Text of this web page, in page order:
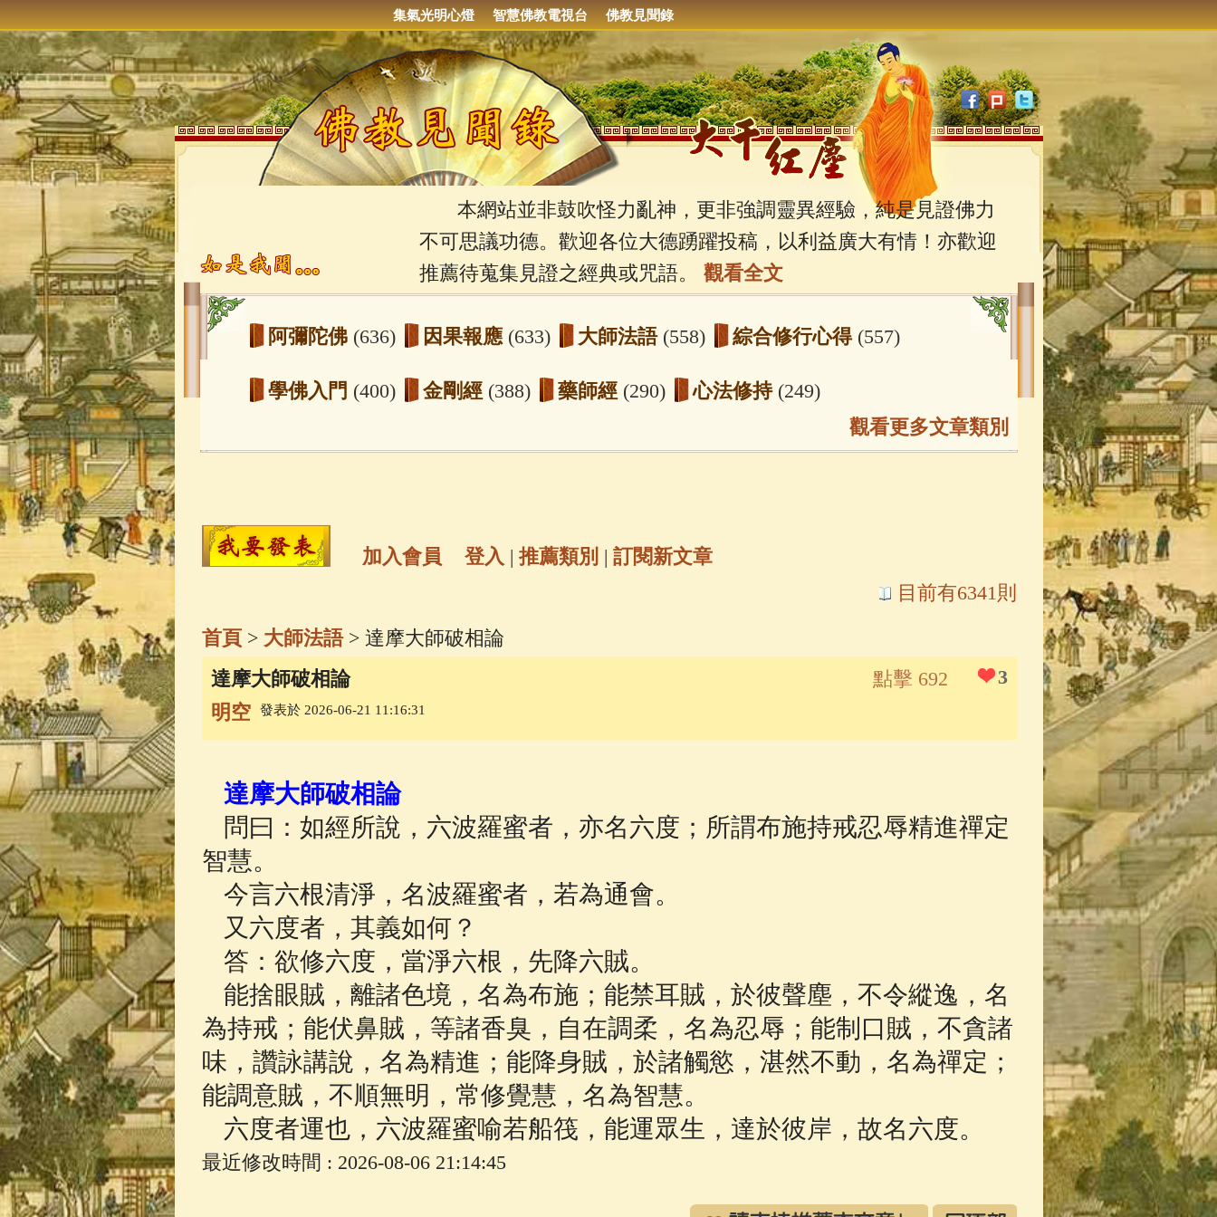
集氣光明心燈 智慧佛教電視台 佛教見聞錄
本網站並非鼓吹怪力亂神，更非強調靈異經驗，純是見證佛力
不可思議功德。歡迎各位大德踴躍投稿，以利益廣大有情！亦歡迎
推薦待蒐集見證之經典或咒語。 觀看全文
阿彌陀佛 (636) 因果報應 (633) 大師法語 (558) 綜合修行心得 (557)
學佛入門 (400) 金剛經 (388) 藥師經 (290) 心法修持 (249)
玉曆寶鈔(236) 地藏經(225) 臨終助念(190) 文殊菩薩(165)
高僧故事 (141) 放生護生 (133) 戒除邪淫(129)
一切如來心秘密全身舍利寶篋印陀羅尼經(81) 六字大明咒(81) 大悲咒(72)
釋迦牟尼佛傳(69)
佛典故事 (37) 佛說療痔(腫瘤)病經(27) 助念機 App(3)
觀看更多文章類別
加入會員 登入 | 推薦類別 | 訂閱新文章
目前有6341則
首頁> 大師法語> 達摩大師破相論
達摩大師破相論
3
點擊 692
明空
發表於 2026-06-21 11:16:31
達摩大師破相論
問曰：如經所說，六波羅蜜者，亦名六度；所謂布施持戒忍辱精進禪定
智慧。
今言六根清淨，名波羅蜜者，若為通會。
又六度者，其義如何？
答：欲修六度，當淨六根，先降六賊。
能捨眼賊，離諸色境，名為布施；能禁耳賊，於彼聲塵，不令縱逸，名
為持戒；能伏鼻賊，等諸香臭，自在調柔，名為忍辱；能制口賊，不貪諸
味，讚詠講說，名為精進；能降身賊，於諸觸慾，湛然不動，名為禪定；
能調意賊，不順無明，常修覺慧，名為智慧。
六度者運也，六波羅蜜喻若船筏，能運眾生，達於彼岸，故名六度。
最近修改時間 : 2026-08-06 21:14:45